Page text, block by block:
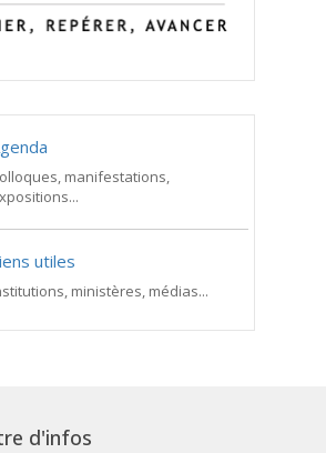
manifestations,
utiles
ministères, médias...
d'infos